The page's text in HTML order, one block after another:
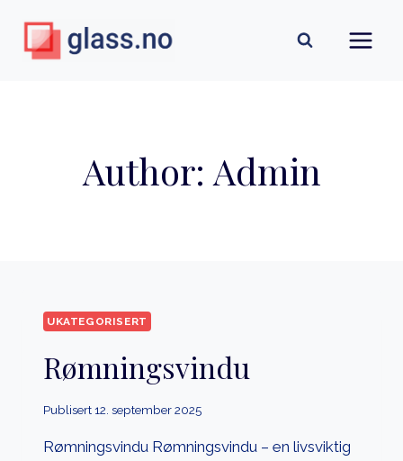
content
Author: Admin
UKATEGORISERT
Rømningsvindu
Publisert12. september 2025
Rømningsvindu Rømningsvindu – en livsviktig